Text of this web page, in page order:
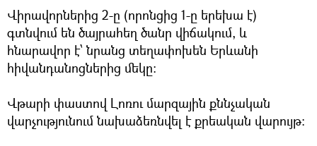
Վիրավորներից 2-ը (որոնցից 1-ը երեխա է)
գտնվում են ծայրահեղ ծանր վիճակում, և
հնարավոր է՝ նրանց տեղափոխեն Երևանի
հիվանդանոցներից մեկը։
Վթարի փաստով Լոռու մարզային քննչական
վարչությունում նախաձեռնվել է քրեական վարույթ։